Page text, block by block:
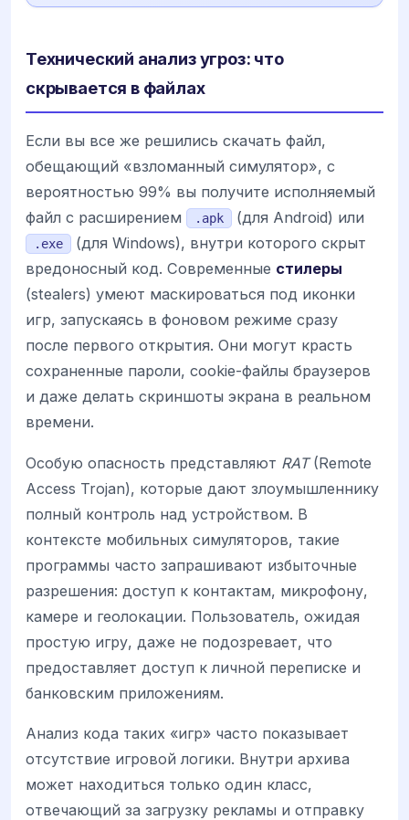
Технический анализ угроз: что
скрывается в файлах
Если вы все же решились скачать файл,
обещающий «взломанный симулятор», с
вероятностью 99% вы получите исполняемый
файл с расширением
.apk (для Android) или
.exe
(для Windows), внутри которого скрыт
вредоносный код. Современные стилеры
(stealers) умеют маскироваться под иконки
игр, запускаясь в фоновом режиме сразу
после первого открытия. Они могут красть
сохраненные пароли, cookie-файлы браузеров
и даже делать скриншоты экрана в реальном
времени.
Особую опасность представляют RAT(Remote
Access Trojan), которые дают злоумышленнику
полный контроль над устройством. В
контексте мобильных симуляторов, такие
программы часто запрашивают избыточные
разрешения: доступ к контактам, микрофону,
камере и геолокации. Пользователь, ожидая
простую игру, даже не подозревает, что
предоставляет доступ к личной переписке и
банковским приложениям.
Анализ кода таких «игр» часто показывает
отсутствие игровой логики. Внутри архива
может находиться только один класс,
отвечающий за загрузку рекламы и отправку